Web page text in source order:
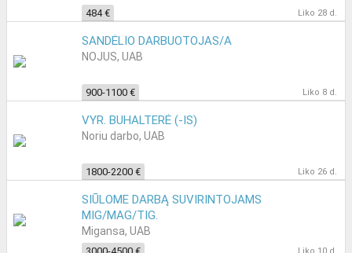
484 € Liko 28 d.
SANDĖLIO DARBUOTOJAS/A
NOJUS, UAB
900-1100 € Liko 8 d.
VYR. BUHALTERĖ (-IS)
Noriu darbo, UAB
1800-2200 € Liko 26 d.
SIŪLOME DARBĄ SUVIRINTOJAMS
MIG/MAG/TIG.
Migansa, UAB